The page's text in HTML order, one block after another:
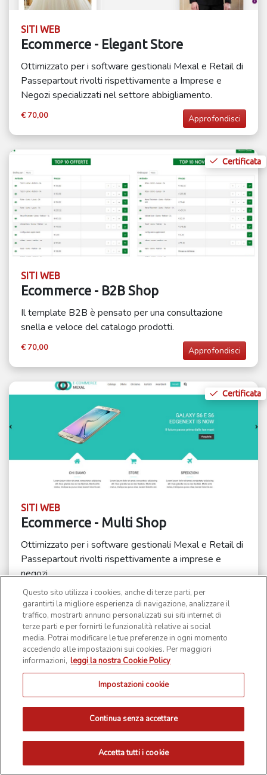
SITI WEB
Ecommerce - Elegant Store
Ottimizzato per i software gestionali Mexal e Retail di
Passepartout rivolti rispettivamente a Imprese e
Negozi specializzati nel settore abbigliamento.
€ 70,00 Approfondisci
Certificata
SITI WEB
Ecommerce - B2B Shop
Il template B2B è pensato per una consultazione
snella e veloce del catalogo prodotti.
€ 70,00 Approfondisci
Certificata
SITI WEB
Ecommerce - Multi Shop
Ottimizzato per i software gestionali Mexal e Retail di
Passepartout rivolti rispettivamente a imprese e
negozi
€ 70,00 Approfondisci
Certificata
Ecommerce - Bike Shop
Questo sito utilizza i cookies, anche di terze parti, per
garantirti la migliore esperienza di navigazione, analizzare il
traffico, mostrarti annunci personalizzati sui siti internet di
terze parti e per fornirti le funzionalità relative ai social
media. Potrai modificare le tue preferenze in ogni momento
accedendo alle impostazioni sui cookies. Per maggiori
informazioni, leggi la nostra Cookie Policy
Impostazioni cookie
Continua senza accettare
Accetta tutti i cookie